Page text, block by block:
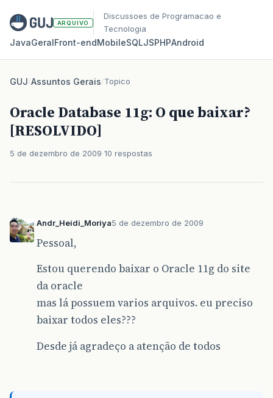
ARQUIVO
Discussoes de Programacao e
Tecnologia
JavaGeralFront‑endMobileSQLJSPHPAndroid
GUJ/Assuntos Gerais/Topico
Oracle Database 11g: O que baixar?
[RESOLVIDO]
5 de dezembro de 2009 10 respostas
Andr_Heidi_Moriya5 de dezembro de 2009
Pessoal,
Estou querendo baixar o Oracle 11g do site
da oracle
mas lá possuem varios arquivos. eu preciso
baixar todos eles???
Desde já agradeço a atenção de todos